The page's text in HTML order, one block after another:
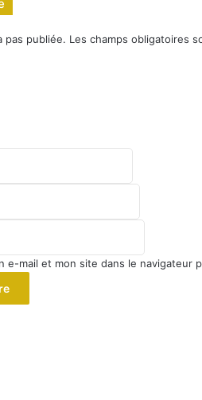
pas publiée. Les champs obligatoires
e-mail et mon site dans le navigateur